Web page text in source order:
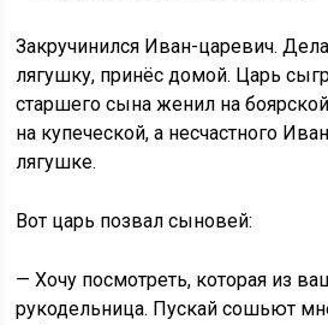
Закручинился Иван-царевич.
лягушку, принёс домой. Царь
старшего сына женил на
на купеческой, а несчастного
лягушке.
Вот царь позвал сыновей:
— Хочу посмотреть, которая из
рукодельница. Пускай сошьют